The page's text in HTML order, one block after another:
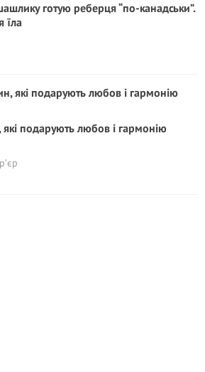
готую реберця “по-канадськи”.
їла
подарують любов і гармонію